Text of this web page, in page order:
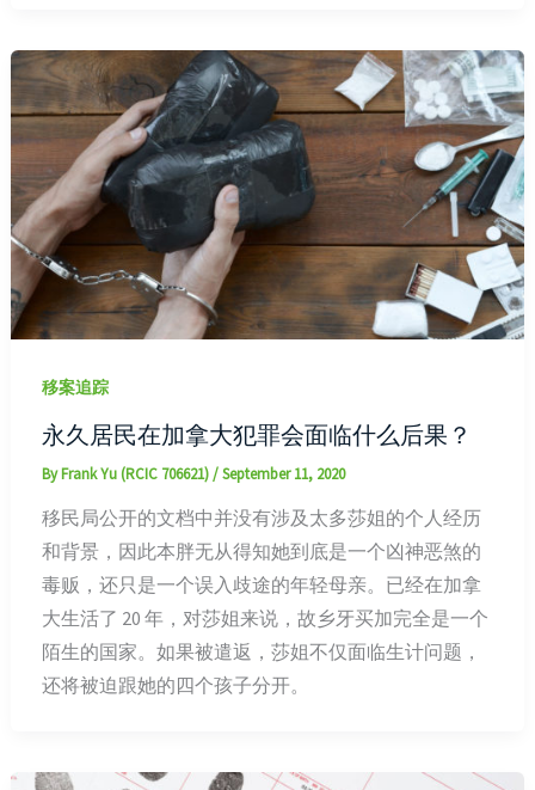
移案追踪
永久居民在加拿大犯罪会面临什么后果？
ByFrank Yu (RCIC 706621)/September 11, 2020
移民局公开的文档中并没有涉及太多莎姐的个人经历
和背景，因此本胖无从得知她到底是一个凶神恶煞的
毒贩，还只是一个误入歧途的年轻母亲。已经在加拿
大生活了 20 年，对莎姐来说，故乡牙买加完全是一个
陌生的国家。如果被遣返，莎姐不仅面临生计问题，
还将被迫跟她的四个孩子分开。